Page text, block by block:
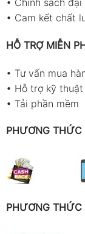
• Cam kết chất
HỖ TRỢ MIỄN
• Tư vấn mua
• Hỗ trợ kỹ thuật
• Tải phần mềm
PHƯƠNG THỨC
PHƯƠNG THỨC